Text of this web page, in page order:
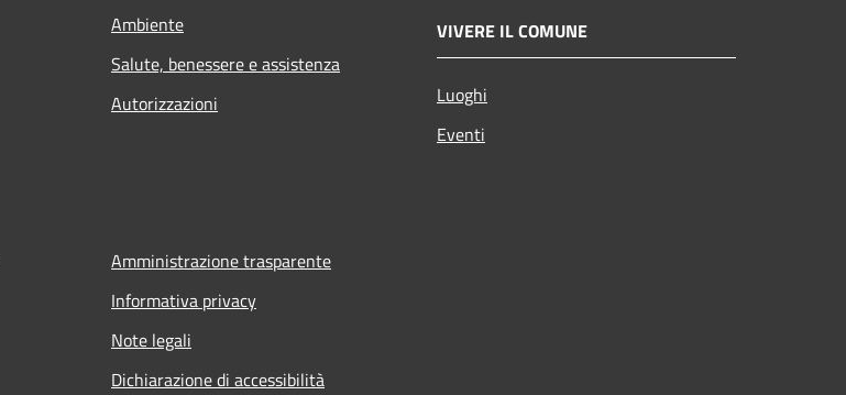
Ambiente
Salute, benessere e assistenza
Autorizzazioni
VIVERE IL COMUNE
Luoghi
Eventi
Amministrazione trasparente
Informativa privacy
Note legali
Dichiarazione di accessibilità